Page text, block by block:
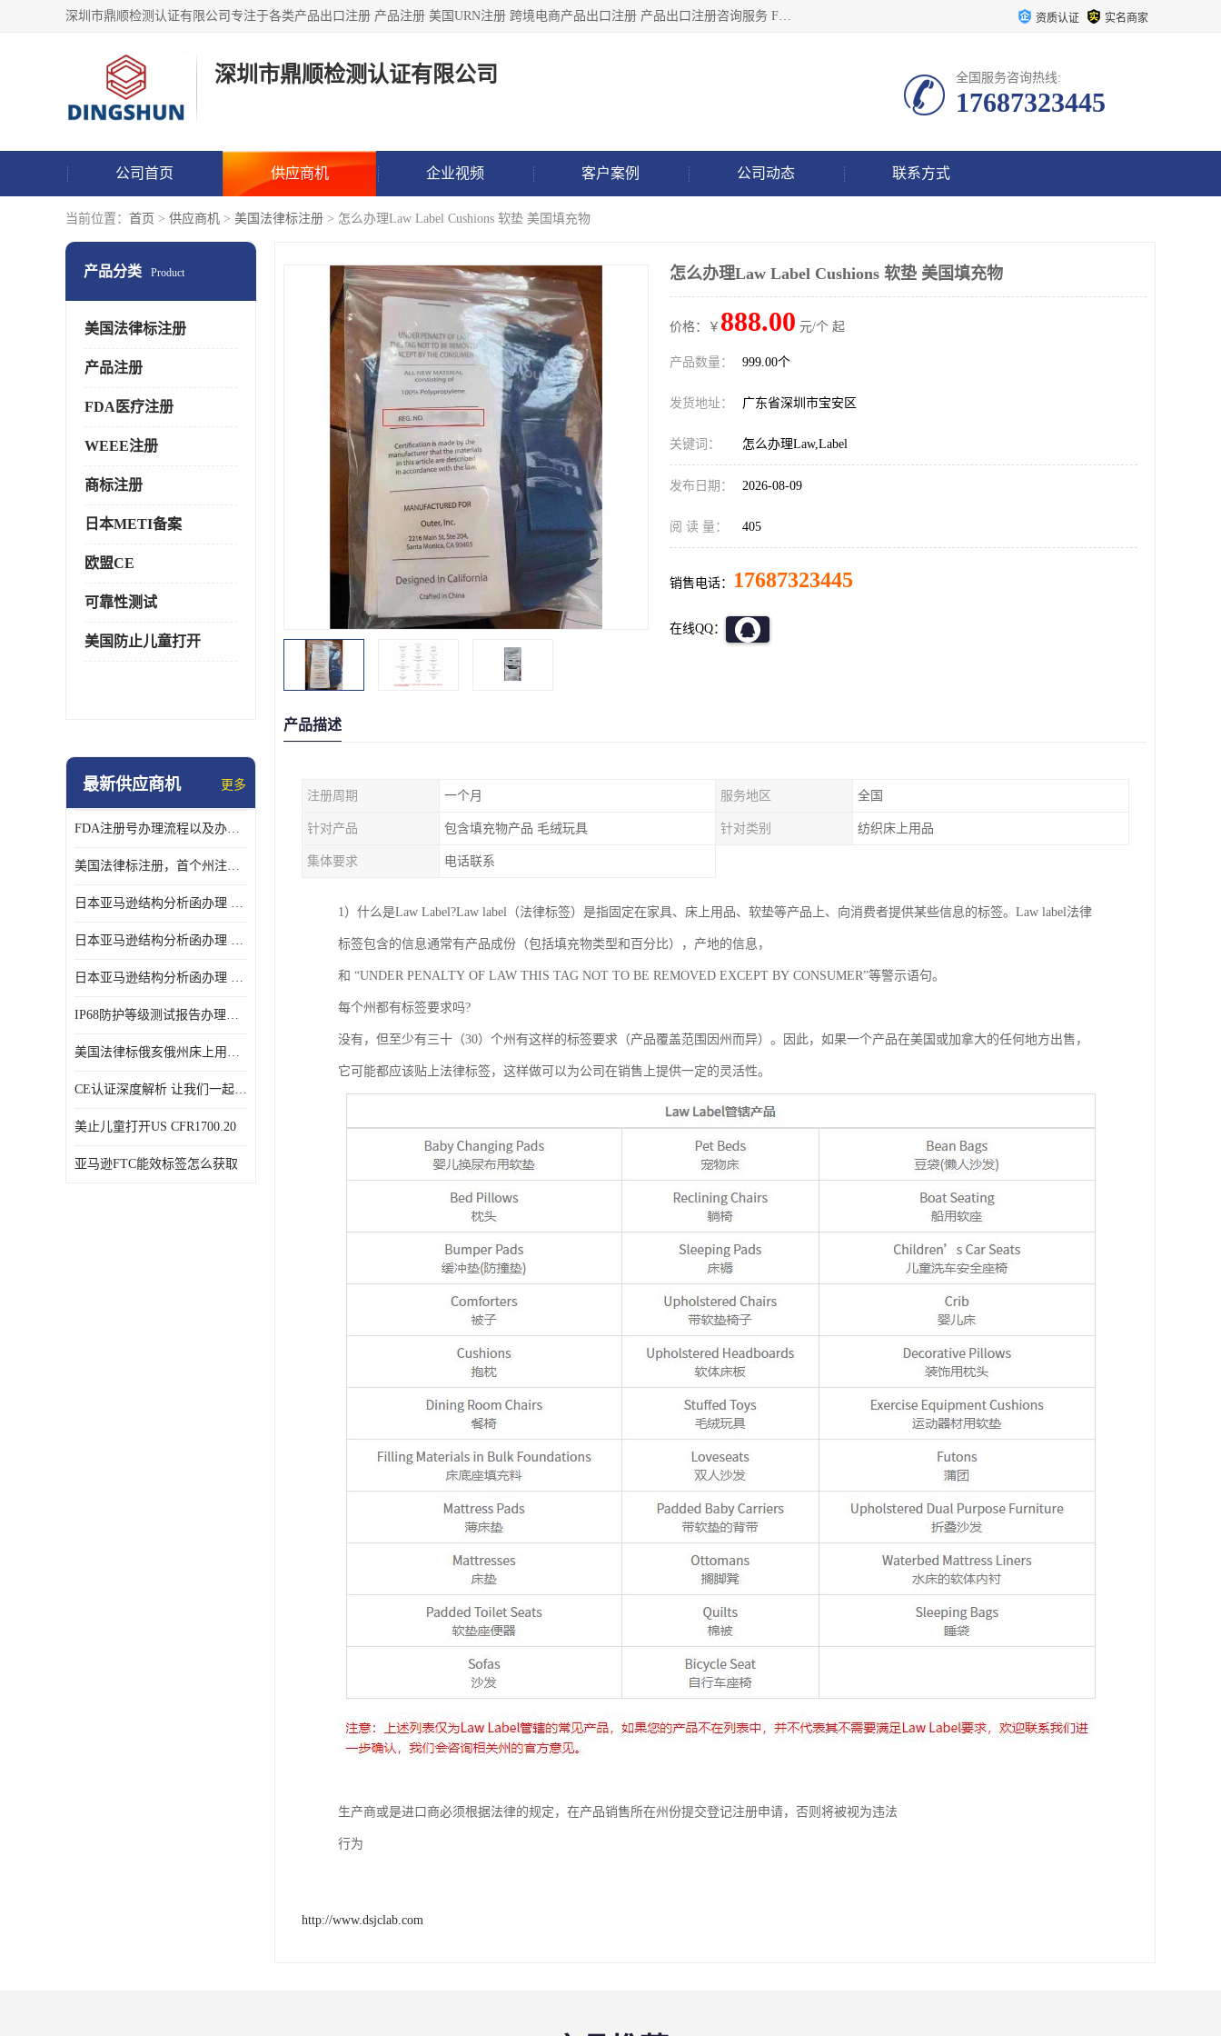
深圳市鼎顺检测认证有限公司专注于各类产品出口注册 产品注册 美国URN注册 跨境电商产品出口注册 产品出口注册咨询服务 FDA食品注册等我们是一家商务服务公司，为客户提供商标注册，本公司实力雄厚，能满足客户多种需求。 资质认证 实名商家
深圳市鼎顺检测认证有限公司 全国服务咨询热线:
17687323445
公司首页 供应商机 企业视频 客户案例 公司动态 联系方式
当前位置： 首页 > 供应商机 > 美国法律标注册 > 怎么办理Law Label Cushions 软垫 美国填充物
产品分类 Product
美国法律标注册
产品注册
FDA医疗注册
WEEE注册
商标注册
日本METI备案
欧盟CE
可靠性测试
美国防止儿童打开
最新供应商机 更多
FDA注册号办理流程以及办理周期是多久
美国法律标注册，首个州注册该如何选择
日本亚马逊结构分析函办理 日本亚马逊 电饭煲
日本亚马逊结构分析函办理 日本亚马逊 热水壶等；
日本亚马逊结构分析函办理 日本亚马逊 果汁搅拌机
IP68防护等级测试报告办理标准要求
美国法律标俄亥俄州床上用品许可证讲解！
CE认证深度解析 让我们一起来认识CE认证
美止儿童打开US CFR1700.20
亚马逊FTC能效标签怎么获取
怎么办理Law Label Cushions 软垫 美国填充物
价格：￥ 888.00 元/个 起
产品数量： 999.00个
发货地址： 广东省深圳市宝安区
关键词： 怎么办理Law,Label
发布日期： 2026-08-09
阅 读 量： 405
销售电话： 17687323445
在线QQ：
产品描述
注册周期 一个月 服务地区 全国
针对产品 包含填充物产品 毛绒玩具 针对类别 纺织床上用品
集体要求 电话联系
1）什么是Law Label?Law label（法律标签）是指固定在家具、床上用品、软垫等产品上、向消费者提供某些信息的标签。Law label法律
标签包含的信息通常有产品成份（包括填充物类型和百分比），产地的信息，
和 “UNDER PENALTY OF LAW THIS TAG NOT TO BE REMOVED EXCEPT BY CONSUMER”等警示语句。
每个州都有标签要求吗?
没有，但至少有三十（30）个州有这样的标签要求（产品覆盖范围因州而异）。因此，如果一个产品在美国或加拿大的任何地方出售，
它可能都应该贴上法律标签，这样做可以为公司在销售上提供一定的灵活性。
生产商或是进口商必须根据法律的规定，在产品销售所在州份提交登记注册申请，否则将被视为违法
行为
http://www.dsjclab.com